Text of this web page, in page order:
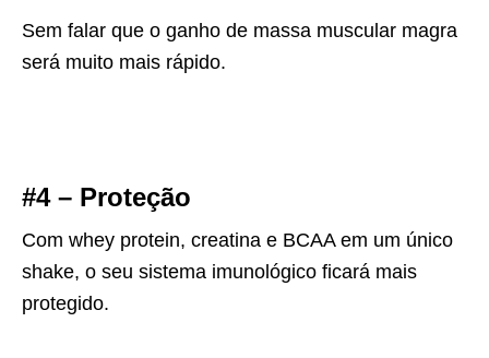
Sem falar que o ganho de massa muscular magra
será muito mais rápido.
#4 – Proteção
Com whey protein, creatina e BCAA em um único
shake, o seu sistema imunológico ficará mais
protegido.